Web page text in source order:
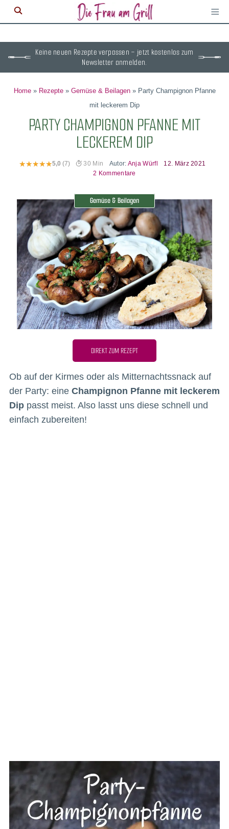
≡
Keine neuen Rezepte verpassen – jetzt kostenlos zum
Newsletter anmelden.
Home» Rezepte» Gemüse & Beilagen» Party Champignon Pfanne
mit leckerem Dip
PARTY CHAMPIGNON PFANNE MIT
LECKEREM DIP
5,0 (7) 30 Min Autor: Anja Würfl
12. März 2021
2 Kommentare
Gemüse & Beilagen
DIREKT ZUM REZEPT
Ob auf der Kirmes oder als Mitternachtssnack auf
der Party: eine Champignon Pfanne mit leckerem
Dippasst meist. Also lasst uns diese schnell und
einfach zubereiten!